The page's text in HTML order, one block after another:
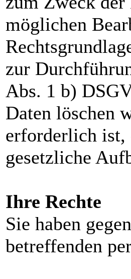
möglichen
zur
Abs. 1 b)
Daten löschen
erforderlich ist,
gesetzliche
Ihre Rechte
Sie haben
betreffenden